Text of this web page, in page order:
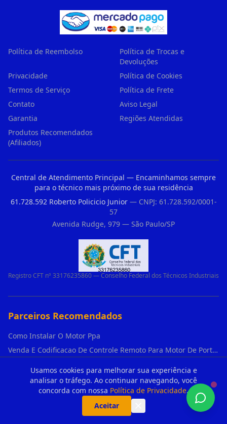
Usamos cookies para melhorar sua experiência e
analisar o tráfego. Ao continuar navegando, você
concorda com nossa Política de Privacidade.
Aceitar
Política de Reembolso
Política de Trocas e
Devoluções
Privacidade
Política de Cookies
Termos de Serviço
Política de Frete
Contato
Aviso Legal
Garantia
Regiões Atendidas
Produtos Recomendados
(Afiliados)
Central de Atendimento Principal — Encaminhamos sempre
para o técnico mais próximo de sua residência
61.728.592 Roberto Policicio Junior— CNPJ: 61.728.592/0001-
57
Avenida Rudge, 979 — São Paulo/SP
Registro CFT nº 33176235860 — Conselho Federal dos Técnicos Industriais
Parceiros Recomendados
Como Instalar O Motor Ppa
Venda E Codificacao De Controle Remoto Para Motor De Portao
Motor Basculante De Portao 24 Horas Vila Aprazivel
Cremalheira Industrial 3 Metros de Cremalheira Industrial Para Motores Deslizant em Rio Pequeno
O que é o "Acesso de Pedestre" no controle remoto e por que usá-lo em Água Branca?